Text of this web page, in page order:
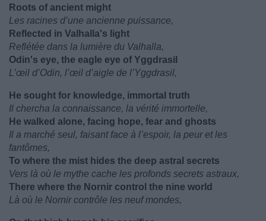
Roots of ancient might
Les racines d’une ancienne puissance,
Reflected in Valhalla's light
Reflétée dans la lumière du Valhalla,
Odin's eye, the eagle eye of Yggdrasil
L’œil d’Odin, l’œil d’aigle de l’Yggdrasil,
He sought for knowledge, immortal truth
Il chercha la connaissance, la vérité immortelle,
He walked alone, facing hope, fear and ghosts
Il a marché seul, faisant face à l’espoir, la peur et les
fantômes,
To where the mist hides the deep astral secrets
Vers là où le mythe cache les profonds secrets astraux,
There where the Nornir control the nine world
Là où le Nornir contrôle les neuf mondes,